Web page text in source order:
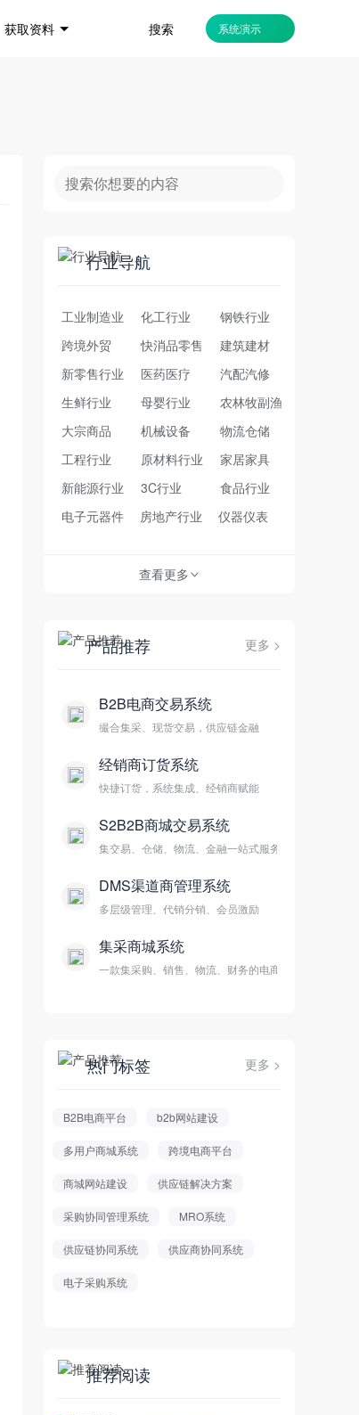
获取资料 搜索 系统演示
行业导航
工业制造业 化工行业
钢铁行业
跨境外贸
快消品零售
建筑建材
新零售行业
医药医疗
汽配汽修
生鲜行业
母婴行业
农林牧副渔
大宗商品
机械设备
物流仓储
工程行业
原材料行业
家居家具
新能源行业
3C行业
食品行业
电子元器件
房地产行业 仪器仪表
查看更多>
产品推荐 更多 >
B2B电商交易系统
撮合集采、现货交易，供应链金融
经销商订货系统
快捷订货，系统集成、经销商赋能
S2B2B商城交易系统
集交易、仓储、物流、金融一站式服务
DMS渠道商管理系统
多层级管理、代销分销、会员激励
集采商城系统
一款集采购、销售、物流、财务的电商平台
热门标签 更多 >
B2B电商平台 b2b网站建设
多用户商城系统 跨境电商平台
商城网站建设 供应链解决方案
采购协同管理系统 MRO系统
供应链协同系统 供应商协同系统
电子采购系统
推荐阅读